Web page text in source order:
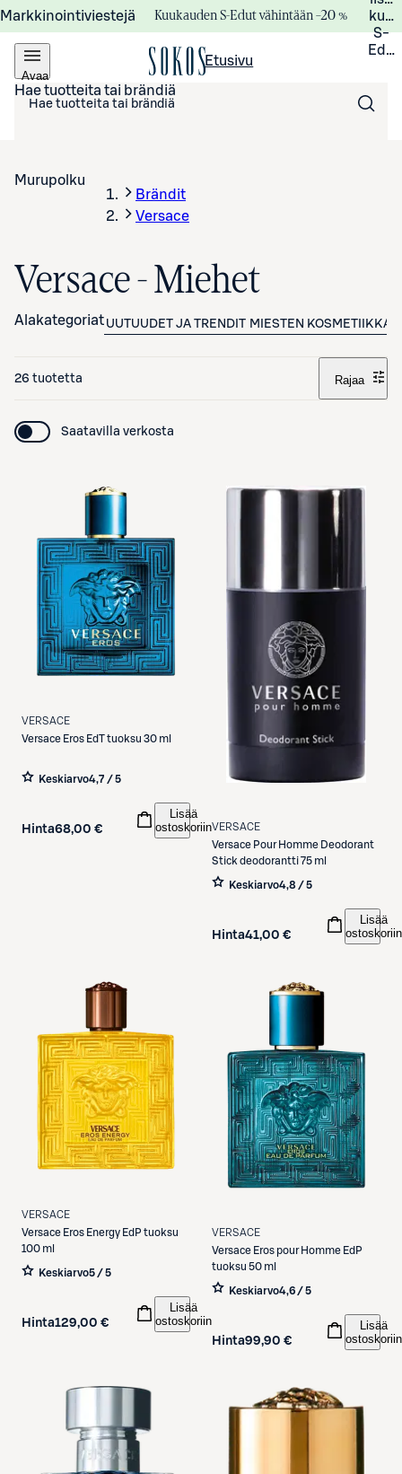
Markkinointiviestejä Kuukauden S-Edut vähintään –20 %
S-
Avaa
valikko
Etusivu
Hae tuotteita tai brändiä
Murupolku
Brändit
Versace
Versace - Miehet
Alakategoriat UUTUUDET JA TRENDIT MIESTEN KOSMETIIKKA
26 tuotetta Rajaa
Saatavilla verkosta
VERSACE
Versace Eros EdT tuoksu 30 ml
Keskiarvo4,7 / 5
Hinta68,00 €
Lisää
ostoskoriinVERSACE
Versace Pour Homme Deodorant
Stick deodorantti 75 ml
Keskiarvo4,8 / 5
Hinta41,00 €
Lisää
ostoskoriin
VERSACE
Versace Eros Energy EdP tuoksu
100 ml
Keskiarvo5 / 5
Hinta129,00 €
Lisää
ostoskoriin
VERSACE
Versace Eros pour Homme EdP
tuoksu 50 ml
Keskiarvo4,6 / 5
Hinta99,90 €
Lisää
ostoskoriin